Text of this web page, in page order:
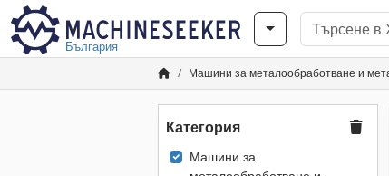
България
Машини за металообработване и
Категория
Машини за